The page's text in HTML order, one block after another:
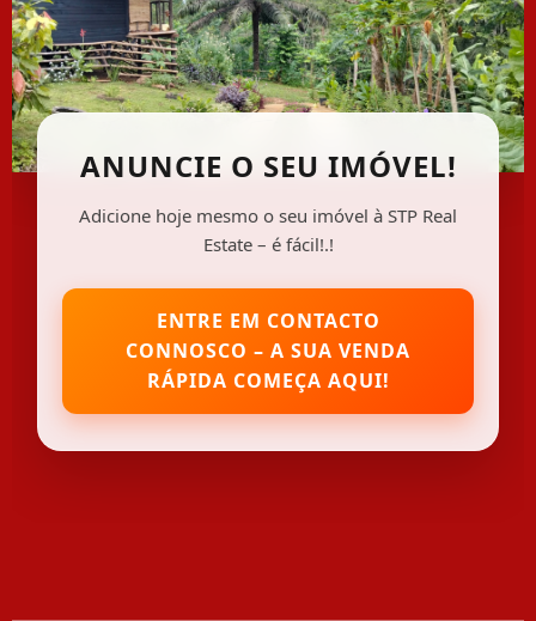
ANUNCIE O SEU IMÓVEL!
Adicione hoje mesmo o seu imóvel à STP Real
Estate – é fácil!.!
ENTRE EM CONTACTO
CONNOSCO – A SUA VENDA
RÁPIDA COMEÇA AQUI!